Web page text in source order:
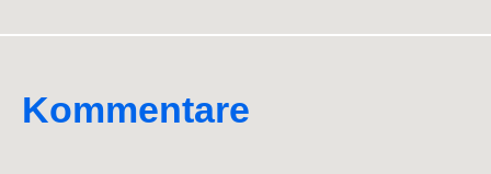
Kommentare